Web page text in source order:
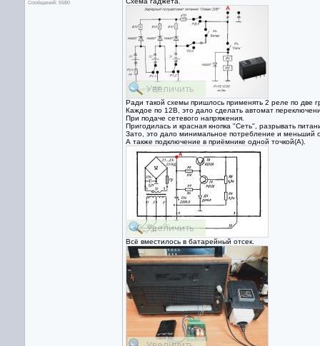
Сообщений: 5580
Ради такой схемы пришлось применять 2 реле по две
Каждое по 12В, это дало сделать автомат
При подаче сетевого напряжения.
Пригодилась и красная кнопка "Сеть", разрывать
Зато, это дало минимальное потребление и меньший
А также подключение в приёмнике одной точкой(А).
Всё вместилось в батарейный отсек.